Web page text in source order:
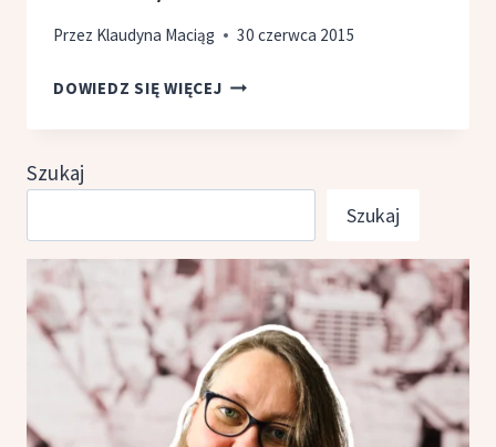
Przez Klaudyna Maciąg 30 czerwca 2015
DOWIEDZ SIĘ WIĘCEJ[KSIĄŻKA]
KIM
Szukaj
Szukaj